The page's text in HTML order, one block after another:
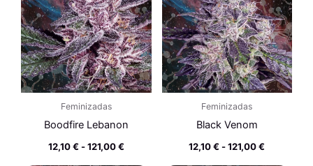
Feminizadas
Boodfire Lebanon
12,10€ - 121,00€
desde
12,10 €
hasta
121,00 €
Feminizadas
Black Venom
12,10€ - 121,00€
desde
12,10 €
hasta
121,00 €